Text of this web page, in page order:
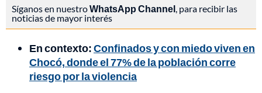
Síganos en nuestroWhatsApp Channel , para recibir las
noticias de mayor interés
En contexto:Confinados y con miedo viven en
Chocó, donde el 77% de la población corre
riesgo por la violencia